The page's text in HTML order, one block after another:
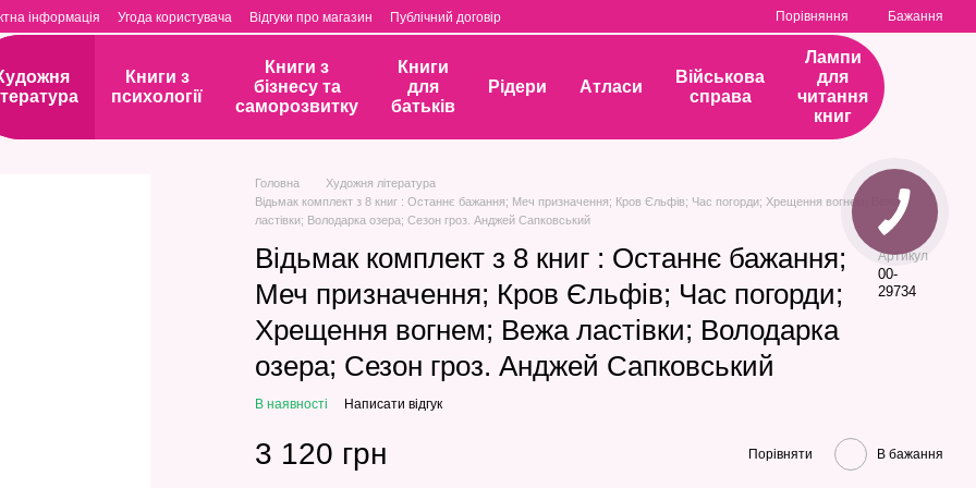
інформація Угода користувача Відгуки про магазин Публічний договір Порівняння Бажання
Книги з
психології
Книги з
бізнесу та
саморозвитку
Книги
для
батьків
Рідери Атласи
Військова
справа
Лампи
для
читання
книг
Головна
Художня література
Відьмак комплект з 8 книг : Останнє бажання; Меч призначення; Кров Єльфів; Час погорди; Хрещення вогнем; Вежа
ластівки; Володарка озера; Сезон гроз. Анджей Сапковський
Відьмак комплект з 8 книг : Останнє бажання;
Меч призначення; Кров Єльфів; Час погорди;
Хрещення вогнем; Вежа ластівки; Володарка
озера; Сезон гроз. Анджей Сапковський
Артикул
00-
29734
В наявності Написати відгук
3 120 грн Порівняти В бажання